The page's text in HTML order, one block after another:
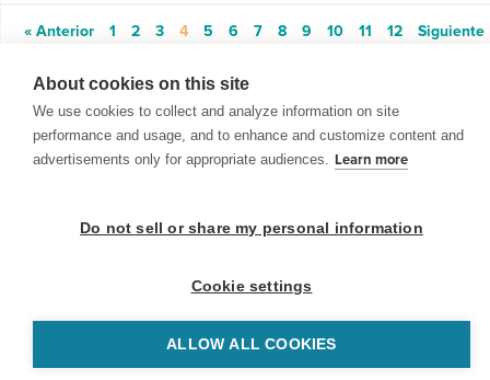
« Anterior 1 2 3 4 5 6 7 8 9 10 11 12
Siguiente
About cookies on this site
We use cookies to collect and analyze information on site
performance and usage, and to enhance and customize content and
advertisements only for appropriate audiences. Learn more
Do not sell or share my personal information
Cookie settings
ALLOW ALL COOKIES